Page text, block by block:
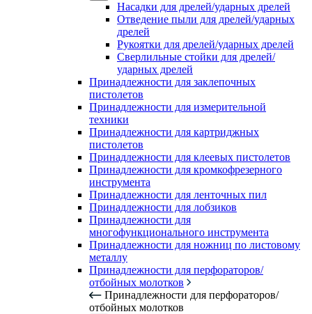
Насадки для дрелей/ударных дрелей
Отведение пыли для дрелей/ударных
дрелей
Рукоятки для дрелей/ударных дрелей
Сверлильные стойки для дрелей/
ударных дрелей
Принадлежности для заклепочных
пистолетов
Принадлежности для измерительной
техники
Принадлежности для картриджных
пистолетов
Принадлежности для клеевых пистолетов
Принадлежности для кромкофрезерного
инструмента
Принадлежности для ленточных пил
Принадлежности для лобзиков
Принадлежности для
многофункционального инструмента
Принадлежности для ножниц по листовому
металлу
Принадлежности для перфораторов/
отбойных молотков
Принадлежности для перфораторов/
отбойных молотков